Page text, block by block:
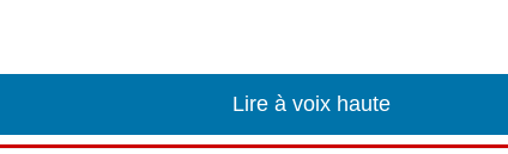
Lire à voix haute